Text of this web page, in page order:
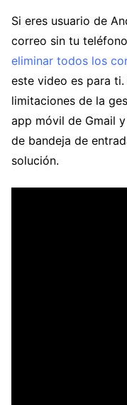
Si eres usuario de
correo sin tu
eliminar todos los
este video es para
limitaciones de la
app móvil de Gmail
de bandeja de
solución.